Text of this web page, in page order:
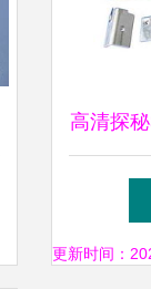
高清探
工技术
更新时间：